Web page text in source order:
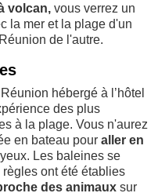
volcan, vous verrez un
la mer et la plage d'un
de l'autre.
hébergé à l’hôtel
des plus
à la plage. Vous n'aurez
en bateau pour aller en
Les baleines se
ont été établies
des animaux sur